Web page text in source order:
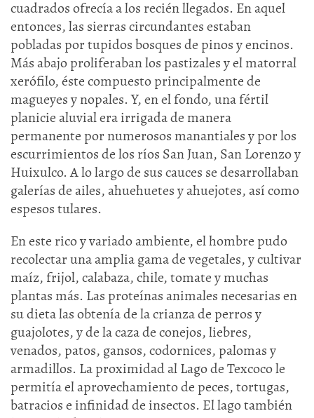
cuadrados ofrecía a los recién llegados. En aquel
entonces, las sierras circundantes estaban
pobladas por tupidos bosques de pinos y encinos.
Más abajo proliferaban los pastizales y el matorral
xerófilo, éste compuesto principalmente de
magueyes y nopales. Y, en el fondo, una fértil
planicie aluvial era irrigada de manera
permanente por numerosos manantiales y por los
escurrimientos de los ríos San Juan, San Lorenzo y
Huixulco. A lo largo de sus cauces se desarrollaban
galerías de ailes, ahuehuetes y ahuejotes, así como
espesos tulares.
En este rico y variado ambiente, el hombre pudo
recolectar una amplia gama de vegetales, y cultivar
maíz, frijol, calabaza, chile, tomate y muchas
plantas más. Las proteínas animales necesarias en
su dieta las obtenía de la crianza de perros y
guajolotes, y de la caza de conejos, liebres,
venados, patos, gansos, codornices, palomas y
armadillos. La proximidad al Lago de Texcoco le
permitía el aprovechamiento de peces, tortugas,
batracios e infinidad de insectos. El lago también